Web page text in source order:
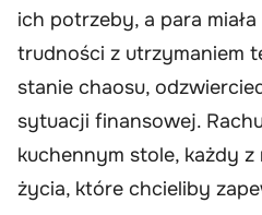
ich potrzeby, a para
trudności z utrzymaniem
stanie chaosu,
sytuacji finansowej.
kuchennym stole, każdy
życia, które chcieliby